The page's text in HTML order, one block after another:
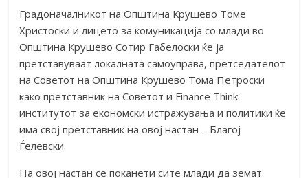
Градоначалникот на Општина Крушево Томе
Христоски и лицето за комуникација со млади во
Општина Крушево Сотир Габелоски ќе ја
претставуваат локалната самоуправа, претседателот
на Советот на Општина Крушево Тома Петроски
како претставник на Советот и Finance Think
институтот за економски истражувања и политики ќе
има свој претставник на овој настан – Благој
Ѓелевски.
На овој настан се поканети сите млади да земат